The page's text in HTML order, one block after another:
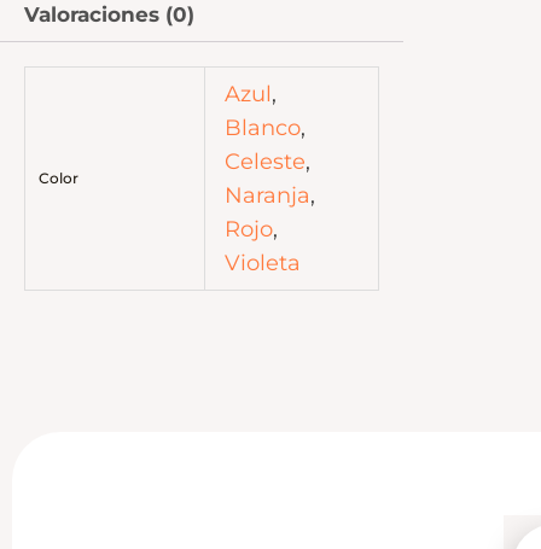
Valoraciones (0)
Color
Azul,
Blanco,
Celeste,
Naranja,
Rojo,
Violeta